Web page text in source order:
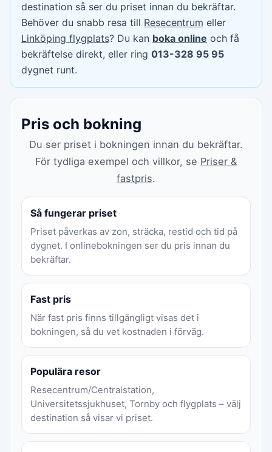
destination så ser du priset innan du bekräftar.
Behöver du snabb resa till Resecentrum eller
Linköping flygplats? Du kan boka online och få
bekräftelse direkt, eller ring 013-328 95 95
dygnet runt.
Pris och bokning
Du ser priset i bokningen innan du bekräftar.
För tydliga exempel och villkor, se Priser &
fastpris.
Så fungerar priset
Priset påverkas av zon, sträcka, restid och tid på
dygnet. I onlinebokningen ser du pris innan du
bekräftar.
Fast pris
När fast pris finns tillgängligt visas det i
bokningen, så du vet kostnaden i förväg.
Populära resor
Resecentrum/Centralstation,
Universitetssjukhuset, Tornby och flygplats – välj
destination så visar vi priset.